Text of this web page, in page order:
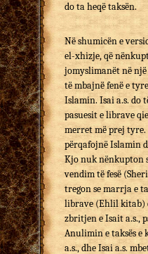
do ta heqë taksën.
Në shumicën e
el-xhizje, që
jomyslimanët në
të mbajnë fenë e
Islamin. Isai a.s. do
pasuesit e librave
merret më prej
përqafojnë Islamin
Kjo nuk nënkupton
vendim të fesë
tregon se marrja e
librave (Ehlil kitab)
zbritjen e Isait a.s.,
Anulimin e taksës e
a.s., dhe Isai a.s.